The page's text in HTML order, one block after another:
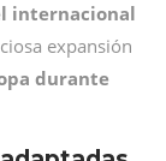
internacional
expansión
durante